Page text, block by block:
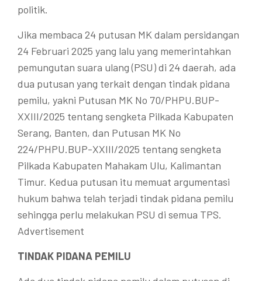
politik.
Jika membaca 24 putusan MK dalam persidangan
24 Februari 2025 yang lalu yang memerintahkan
pemungutan suara ulang (PSU) di 24 daerah, ada
dua putusan yang terkait dengan tindak pidana
pemilu, yakni Putusan MK No 70/PHPU.BUP-
XXIII/2025 tentang sengketa Pilkada Kabupaten
Serang, Banten, dan Putusan MK No
224/PHPU.BUP-XXIII/2025 tentang sengketa
Pilkada Kabupaten Mahakam Ulu, Kalimantan
Timur. Kedua putusan itu memuat argumentasi
hukum bahwa telah terjadi tindak pidana pemilu
sehingga perlu melakukan PSU di semua TPS.
Advertisement
TINDAK PIDANA PEMILU